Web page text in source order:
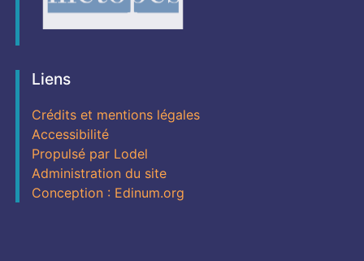
Liens
Crédits et mentions légales
Accessibilité
Propulsé par Lodel
Administration du site
Conception : Edinum.org